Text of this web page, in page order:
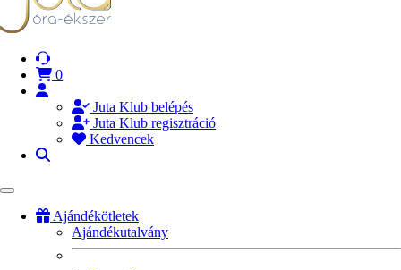
0
Juta Klub belépés
Juta Klub regisztráció
Kedvencek
Ajándékötletek
Ajándékutalvány